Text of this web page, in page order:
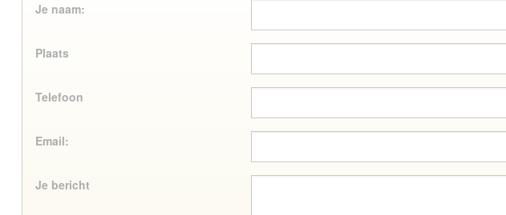
Je naam:
Plaats
Telefoon
Email:
Je bericht